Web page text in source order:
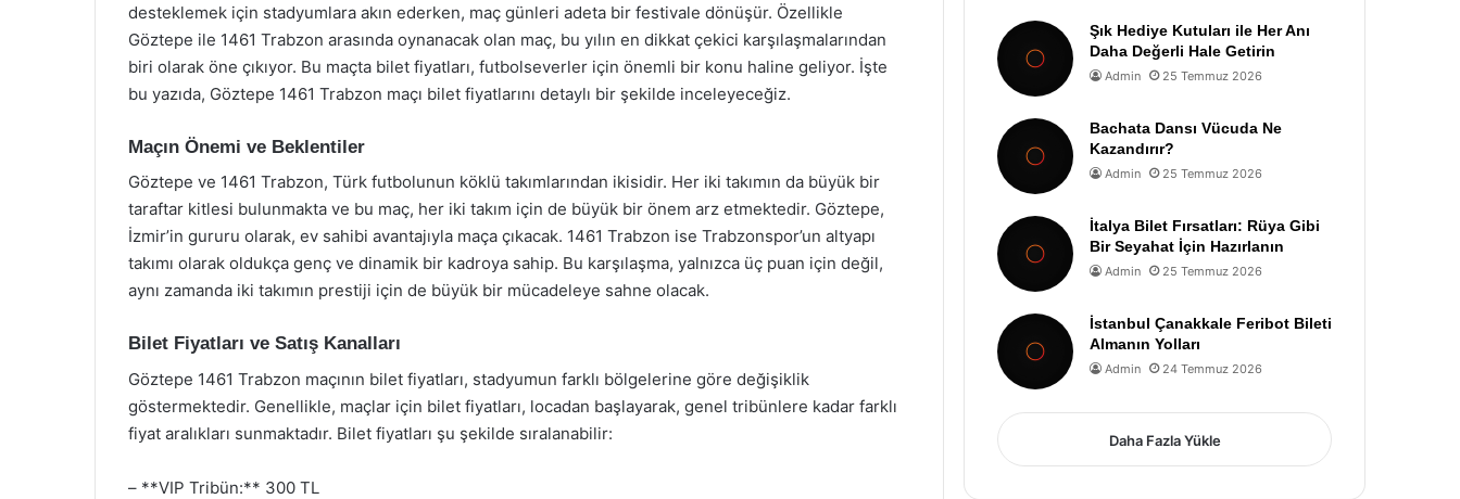
desteklemek için stadyumlara akın ederken, maç günleri adeta bir festivale dönüşür. Özellikle
Göztepe ile 1461 Trabzon arasında oynanacak olan maç, bu yılın en dikkat çekici karşılaşmalarından
biri olarak öne çıkıyor. Bu maçta bilet fiyatları, futbolseverler için önemli bir konu haline geliyor. İşte
bu yazıda, Göztepe 1461 Trabzon maçı bilet fiyatlarını detaylı bir şekilde inceleyeceğiz.
Maçın Önemi ve Beklentiler
Göztepe ve 1461 Trabzon, Türk futbolunun köklü takımlarından ikisidir. Her iki takımın da büyük bir
taraftar kitlesi bulunmakta ve bu maç, her iki takım için de büyük bir önem arz etmektedir. Göztepe,
İzmir’in gururu olarak, ev sahibi avantajıyla maça çıkacak. 1461 Trabzon ise Trabzonspor’un altyapı
takımı olarak oldukça genç ve dinamik bir kadroya sahip. Bu karşılaşma, yalnızca üç puan için değil,
aynı zamanda iki takımın prestiji için de büyük bir mücadeleye sahne olacak.
Bilet Fiyatları ve Satış Kanalları
Göztepe 1461 Trabzon maçının bilet fiyatları, stadyumun farklı bölgelerine göre değişiklik
göstermektedir. Genellikle, maçlar için bilet fiyatları, locadan başlayarak, genel tribünlere kadar farklı
fiyat aralıkları sunmaktadır. Bilet fiyatları şu şekilde sıralanabilir:
– **VIP Tribün:** 300 TL
Şık Hediye Kutuları ile Her Anı
Daha Değerli Hale Getirin
Admin 25 Temmuz 2026
Bachata Dansı Vücuda Ne
Kazandırır?
Admin 25 Temmuz 2026
İtalya Bilet Fırsatları: Rüya Gibi
Bir Seyahat İçin Hazırlanın
Admin 25 Temmuz 2026
İstanbul Çanakkale Feribot Bileti
Almanın Yolları
Admin 24 Temmuz 2026
Daha Fazla Yükle